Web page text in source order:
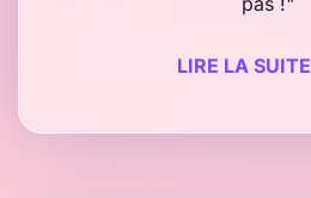
LIRE LA SUITE